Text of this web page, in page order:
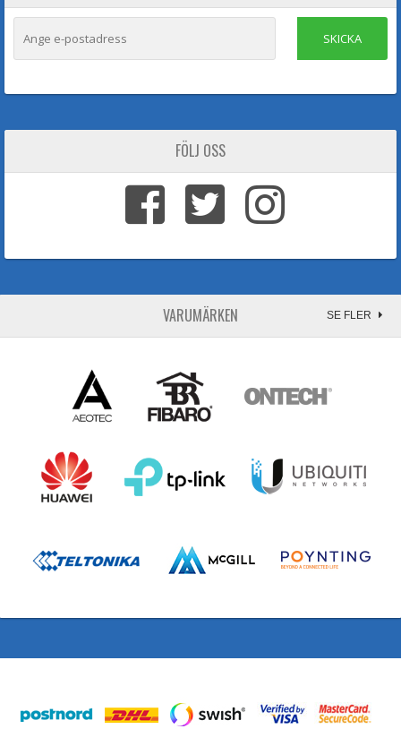
SKICKA
FÖLJ OSS
VARUMÄRKEN SE FLER